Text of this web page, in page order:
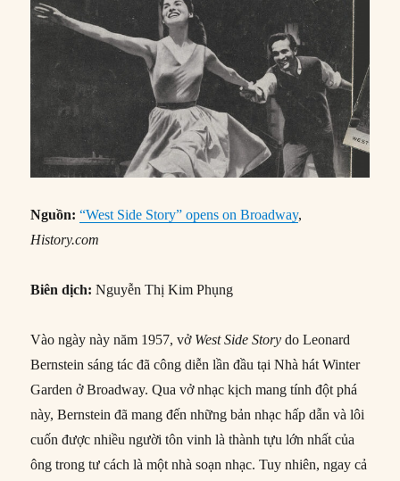
Nguồn:“West Side Story” opens on Broadway,
History.com
Biên dịch: Nguyễn Thị Kim Phụng
Vào ngày này năm 1957, vở West Side Story do Leonard
Bernstein sáng tác đã công diễn lần đầu tại Nhà hát Winter
Garden ở Broadway. Qua vở nhạc kịch mang tính đột phá
này, Bernstein đã mang đến những bản nhạc hấp dẫn và lôi
cuốn được nhiều người tôn vinh là thành tựu lớn nhất của
ông trong tư cách là một nhà soạn nhạc. Tuy nhiên, ngay cả